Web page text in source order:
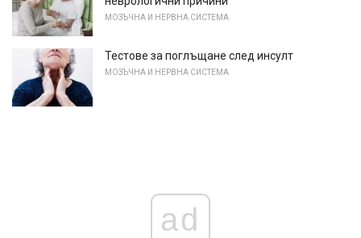
МОЗЪЧНА И НЕРВНА СИСТЕМА
Тестове за поглъщане след инсулт
МОЗЪЧНА И НЕРВНА СИСТЕМА
ad